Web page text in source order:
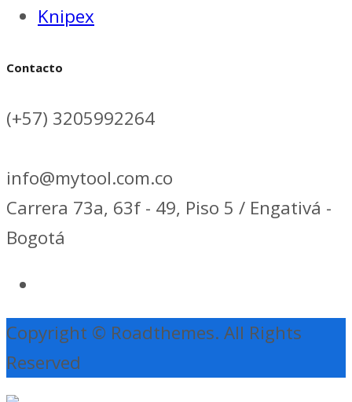
Knipex
Contacto
(+57) 3205992264
info@mytool.com.co
Carrera 73a, 63f - 49, Piso 5 / Engativá -
Bogotá
Copyright © Roadthemes. All Rights
Reserved